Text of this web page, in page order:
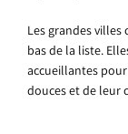
Les grandes
bas de la liste.
accueillantes
douces et de leur